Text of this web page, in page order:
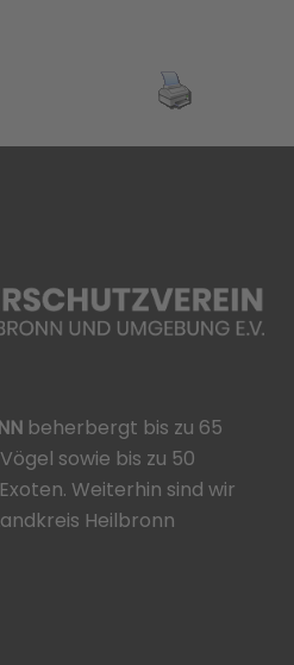
beherbergt bis zu 65
sowie bis zu 50
Weiterhin sind wir
Heilbronn